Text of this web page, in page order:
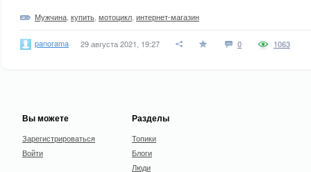
Мужчина купить мотоцикл интернет-магазин
panorama 29 августа 2021, 19:27 0 1063
Вы можете
Зарегистрироваться
Войти
Разделы
Топики
Блоги
Люди